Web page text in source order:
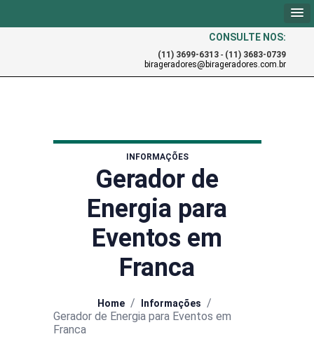
CONSULTE NOS:
(11) 3699-6313 - (11) 3683-0739
birageradores@birageradores.com.br
INFORMAÇÕES
Gerador de
Energia para
Eventos em
Franca
Home / Informações /
Gerador de Energia para Eventos em
Franca